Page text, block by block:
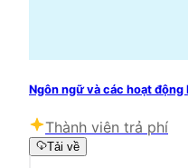
Ngôn ngữ và các hoạt động
Thành viên trả phí
Tải về